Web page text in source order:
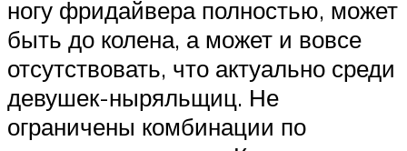
ногу фридайвера полностью, может
быть до колена, а может и вовсе
отсутствовать, что актуально среди
девушек-ныряльщиц. Не
ограничены комбинации по